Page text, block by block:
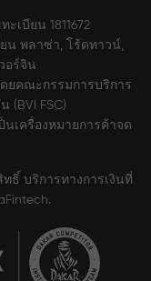
เบียน 1811672
น พลาซ่า, โร้ดทาวน์,
อร์จิน
ยคณะกรรมการบริการ
(BVI FSC)
นเครื่องหมายการค้าจด
ธิ์ บริการทางการเงินที่